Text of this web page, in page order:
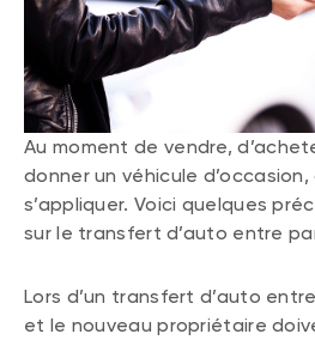
Au moment de vendre,
donner un véhicule
s’appliquer. Voici quelques
sur le transfert d’auto entre
Lors d’un transfert d’auto
et le nouveau propriétaire